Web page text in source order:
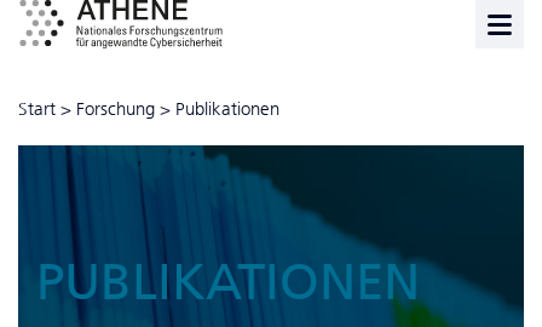
Start > Forschung > Publikationen
PUBLIKATIONEN